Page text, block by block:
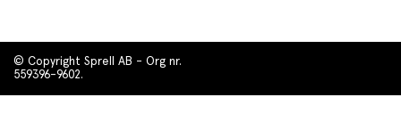
© Copyright Sprell AB - Org nr.
559396-9602.